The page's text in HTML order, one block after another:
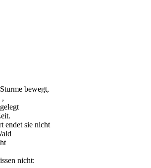
bewegt,
,
endet sie nicht
nicht: